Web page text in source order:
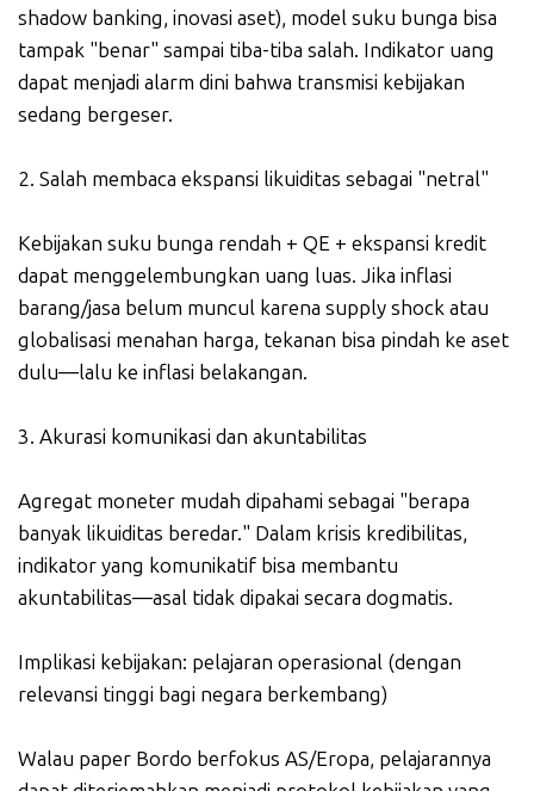
shadow banking, inovasi aset), model suku bunga bisa
tampak "benar" sampai tiba-tiba salah. Indikator uang
dapat menjadi alarm dini bahwa transmisi kebijakan
sedang bergeser.
2. Salah membaca ekspansi likuiditas sebagai "netral"
Kebijakan suku bunga rendah + QE + ekspansi kredit
dapat menggelembungkan uang luas. Jika inflasi
barang/jasa belum muncul karena supply shock atau
globalisasi menahan harga, tekanan bisa pindah ke aset
dulu—lalu ke inflasi belakangan.
3. Akurasi komunikasi dan akuntabilitas
Agregat moneter mudah dipahami sebagai "berapa
banyak likuiditas beredar." Dalam krisis kredibilitas,
indikator yang komunikatif bisa membantu
akuntabilitas—asal tidak dipakai secara dogmatis.
Implikasi kebijakan: pelajaran operasional (dengan
relevansi tinggi bagi negara berkembang)
Walau paper Bordo berfokus AS/Eropa, pelajarannya